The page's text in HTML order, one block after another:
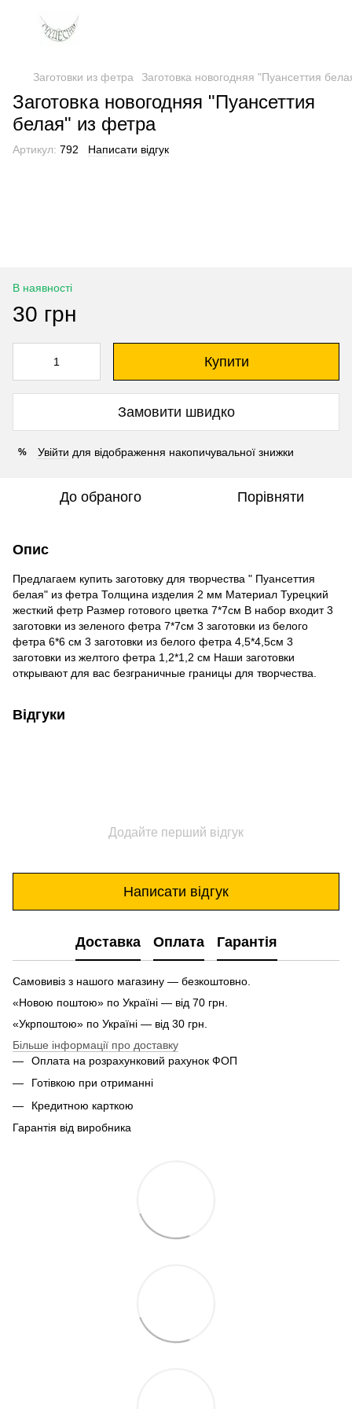
Заготовки из фетра Заготовка новогодняя "Пуансеттия
Заготовка новогодняя "Пуансеттия
белая" из фетра
Артикул: 792 Написати відгук
В наявності
30 грн
Купити
Замовити швидко
% Увійти для відображення накопичувальної знижки
До обраного Порівняти
Опис
Предлагаем купить заготовку для творчества " Пуансеттия
белая" из фетра Толщина изделия 2 мм Материал Турецкий
жесткий фетр Размер готового цветка 7*7см В набор входит 3
заготовки из зеленого фетра 7*7см 3 заготовки из белого
фетра 6*6 см 3 заготовки из белого фетра 4,5*4,5см 3
заготовки из желтого фетра 1,2*1,2 см Наши заготовки
открывают для вас безграничные границы для творчества.
Відгуки
Додайте перший відгук
Написати відгук
Доставка Оплата Гарантія
Самовивіз з нашого магазину — безкоштовно.
«Новою поштою» по Україні — від 70 грн.
«Укрпоштою» по Україні — від 30 грн.
Більше інформації про доставку
Оплата на розрахунковий рахунок ФОП
Готівкою при отриманні
Кредитною карткою
Гарантія від виробника